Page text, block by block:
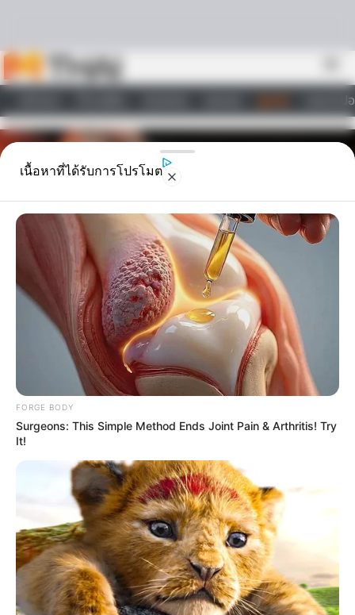
วอลเปเ
ไลฟ์สไตล์
ดูดวง
เช็กดวงเดือนกุมภาพันธ์
กับ อ.เมญ่า งาน เงิน
สุขภาพ ความรัก จัดให้
ครบ
เนื้อหาที่ได้รับการโปรโมต
FORGE BODY
Surgeons: This Simple Method Ends Joint Pain & Arthritis! Try
It!